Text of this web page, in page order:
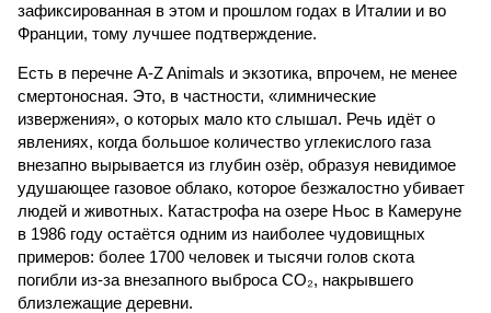
зафиксированная в этом и прошлом годах в Италии и во
Франции, тому лучшее подтверждение.
Есть в перечне A-Z Animals и экзотика, впрочем, не менее
смертоносная. Это, в частности, «лимнические
извержения», о которых мало кто слышал. Речь идёт о
явлениях, когда большое количество углекислого газа
внезапно вырывается из глубин озёр, образуя невидимое
удушающее газовое облако, которое безжалостно убивает
людей и животных. Катастрофа на озере Ньос в Камеруне
в 1986 году остаётся одним из наиболее чудовищных
примеров: более 1700 человек и тысячи голов скота
погибли из-за внезапного выброса CO₂, накрывшего
близлежащие деревни.